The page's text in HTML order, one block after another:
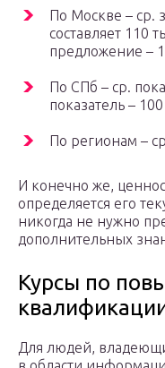
По Москве – ср.
составляет 110
предложение –
По СПб – ср.
показатель –
По регионам –
И конечно же,
определяется его
никогда не нужно
дополнительных
Курсы по
Для людей,